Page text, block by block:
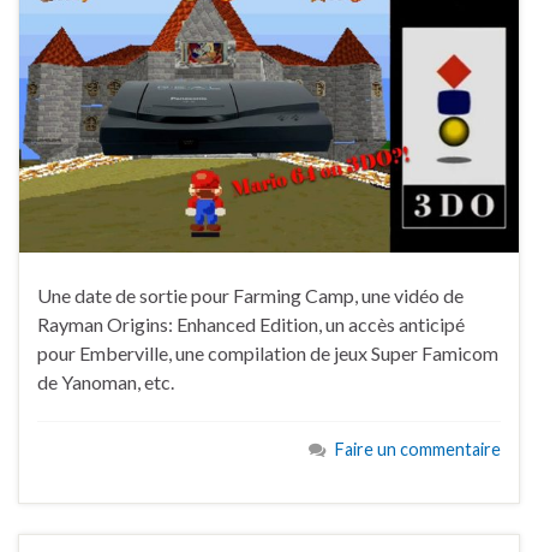
Une date de sortie pour Farming Camp, une vidéo de
Rayman Origins: Enhanced Edition, un accès anticipé
pour Emberville, une compilation de jeux Super Famicom
de Yanoman, etc.
Faire un commentaire